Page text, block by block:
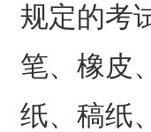
规定的考
笔、橡皮
纸、稿纸